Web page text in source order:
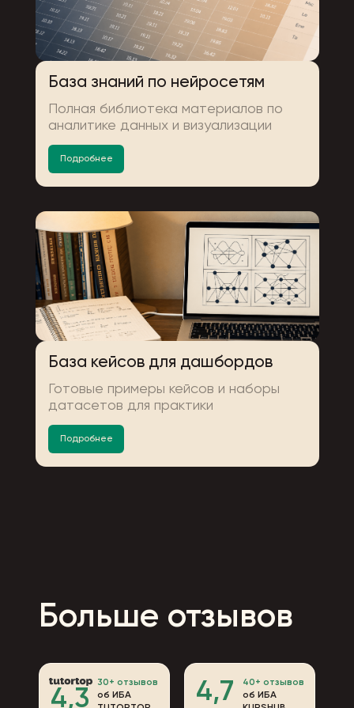
База кейсов для дашбордов
Готовые примеры кейсов и наборы
датасетов для практики
Подробнее
База знаний по нейросетям
Полная библиотека материалов по
аналитике данных и визуализации
Подробнее
Больше отзывов
4,7
40+ отзывов
об ИБА
4,3
30+ отзывов
об ИБА